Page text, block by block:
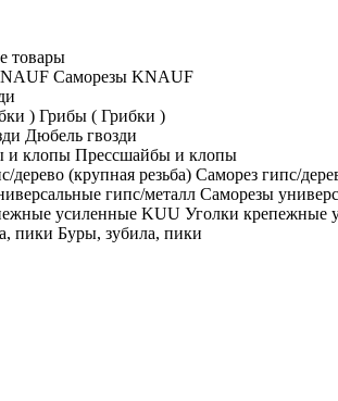
товары
Саморезы KNAUF
Грибы ( Грибки )
Дюбель гвозди
Прессшайбы и клопы
Саморез гипс/
Саморезы
Уголки крепежные
Буры, зубила, пики